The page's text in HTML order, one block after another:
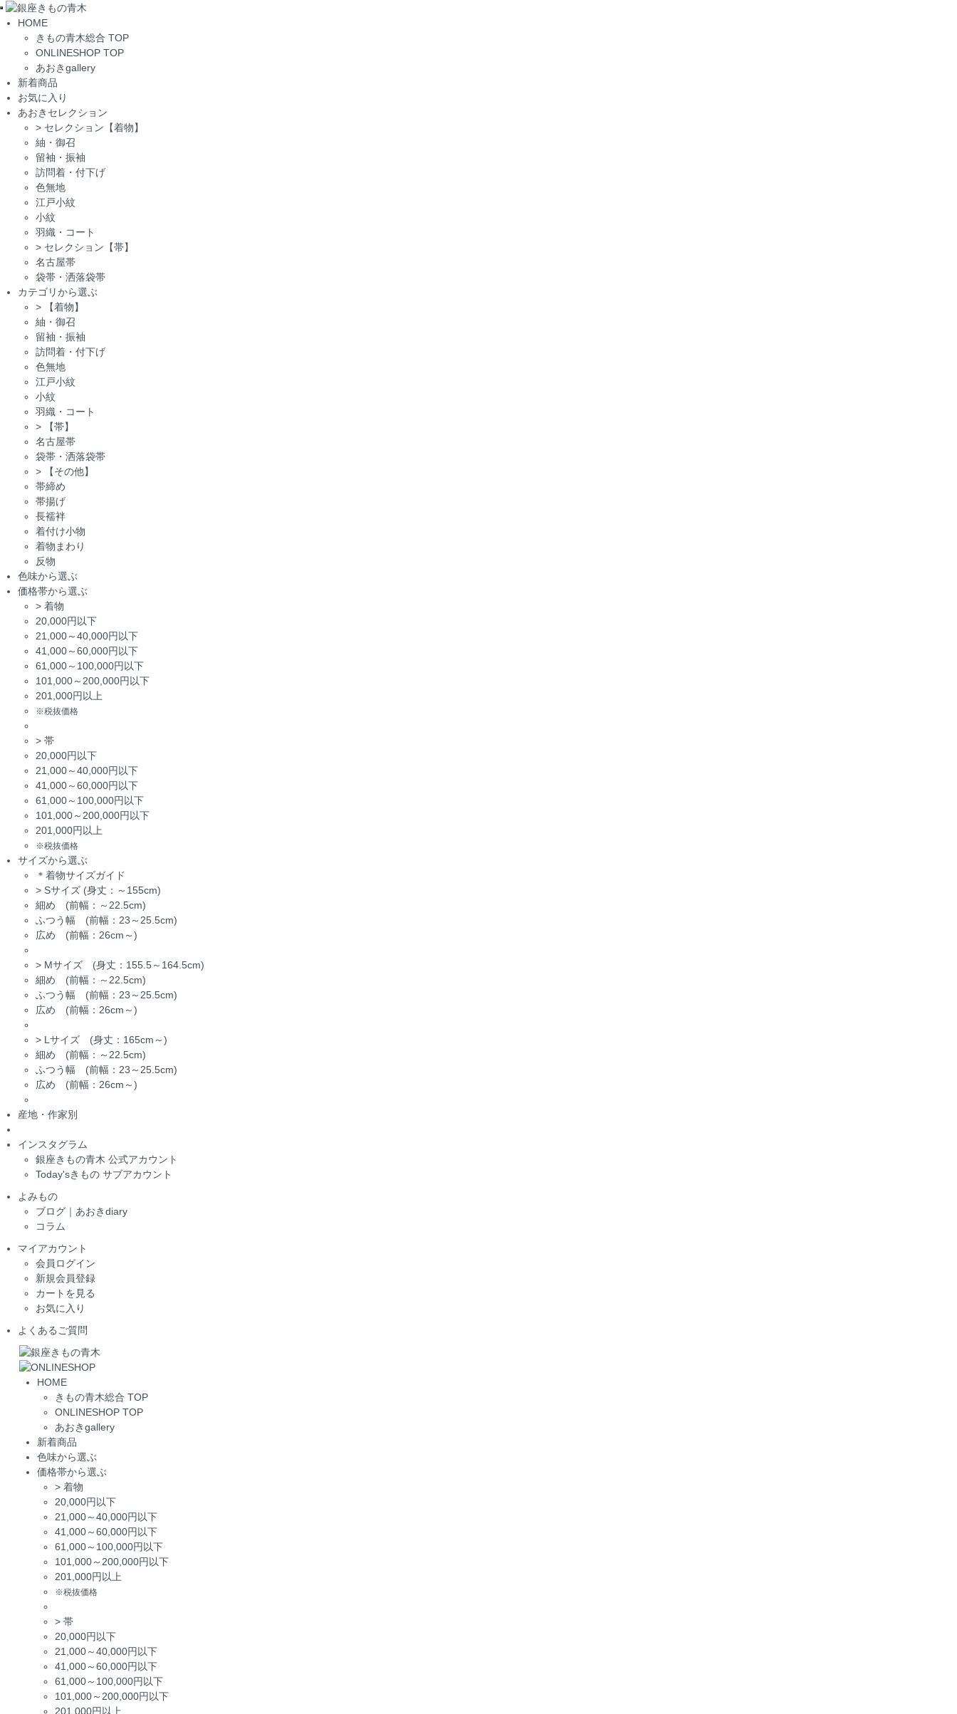
Toggle
navigation
HOME
きもの青木総合 TOP
ONLINESHOP TOP
あおきgallery
新着商品
お気に入り
あおきセレクション
> セレクション【着物】
紬・御召
留袖・振袖
訪問着・付下げ
色無地
江戸小紋
小紋
羽織・コート
> セレクション【帯】
名古屋帯
袋帯・洒落袋帯
カテゴリから選ぶ
>
【着物】
紬・御召
留袖・振袖
訪問着・付下げ
色無地
江戸小紋
小紋
羽織・コート
>
【帯】
名古屋帯
袋帯・洒落袋帯
>
【その他】
帯締め
帯揚げ
長襦袢
着付け小物
着物まわり
反物
色味から選ぶ
価格帯から選ぶ
> 着物
20,000円以下
21,000～40,000円以下
41,000～60,000円以下
61,000～100,000円以下
101,000～200,000円以下
201,000円以上
※税抜価格
> 帯
20,000円以下
21,000～40,000円以下
41,000～60,000円以下
61,000～100,000円以下
101,000～200,000円以下
201,000円以上
※税抜価格
サイズから選ぶ
＊着物サイズガイド
> Sサイズ (身丈：～155cm)
細め (前幅：～22.5cm)
ふつう幅 (前幅：23～25.5cm)
広め (前幅：26cm～)
> Mサイズ (身丈：155.5～164.5cm)
細め (前幅：～22.5cm)
ふつう幅 (前幅：23～25.5cm)
広め (前幅：26cm～)
> Lサイズ (身丈：165cm～)
細め (前幅：～22.5cm)
ふつう幅 (前幅：23～25.5cm)
広め (前幅：26cm～)
産地・作家別
インスタグラム
銀座きもの青木 公式アカウント
Today'sきもの サブアカウント
よみもの
ブログ｜あおきdiary
コラム
マイアカウント
会員ログイン
新規会員登録
カートを見る
お気に入り
よくあるご質問
HOME
きもの青木総合 TOP
ONLINESHOP TOP
あおきgallery
新着商品
色味から選ぶ
価格帯から選ぶ
> 着物
20,000円以下
21,000～40,000円以下
41,000～60,000円以下
61,000～100,000円以下
101,000～200,000円以下
201,000円以上
※税抜価格
> 帯
20,000円以下
21,000～40,000円以下
41,000～60,000円以下
61,000～100,000円以下
101,000～200,000円以下
201,000円以上